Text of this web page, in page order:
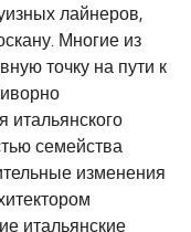
лайнеров,
Многие из
точку на пути к
итальянского
семейства
изменения
итальянские